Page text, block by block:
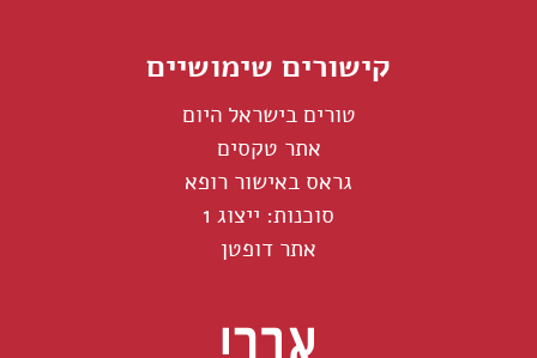
קישורים שימושיים
טורים בישראל היום
אתר טקסים
גראס באישור רופא
סוכנות: ייצוג 1
אתר דופטן